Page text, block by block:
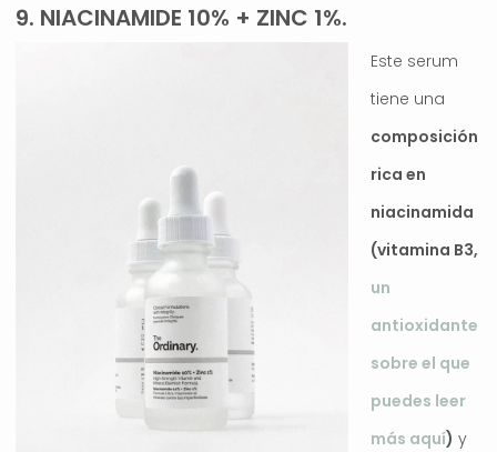
9. NIACINAMIDE 10% + ZINC 1%.
Este serum
tiene una
composición
rica en
niacinamida
(vitamina B3,
un
antioxidante
sobre el que
puedes leer
más aquí) y